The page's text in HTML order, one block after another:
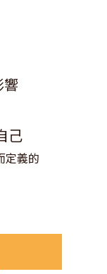
己
定義的